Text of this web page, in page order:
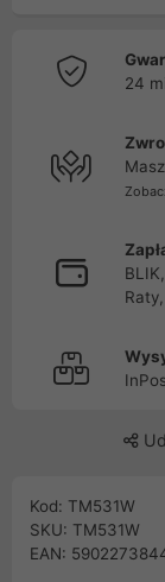
24
Kod: TM531W
SKU: TM531W
EAN: